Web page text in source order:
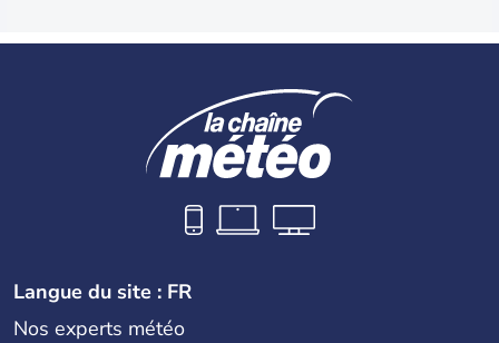
Langue du site : FR
Nos experts météo